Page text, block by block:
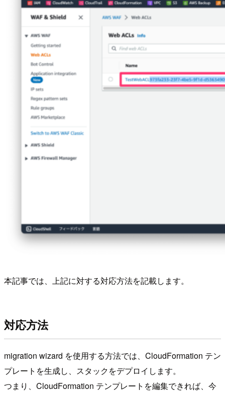
本記事では、上記に対する対応方法を記載します。
対応方法
migration wizard を使用する方法では、CloudFormation テン
プレートを生成し、スタックをデプロイします。
つまり、CloudFormation テンプレートを編集できれば、今